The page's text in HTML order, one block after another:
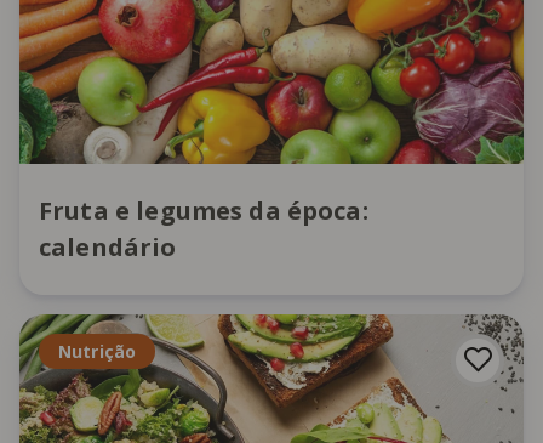
Fruta e legumes da época:
calendário
Nutrição